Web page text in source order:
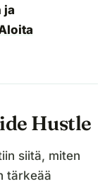
ja
Hustle
siitä, miten
tärkeää